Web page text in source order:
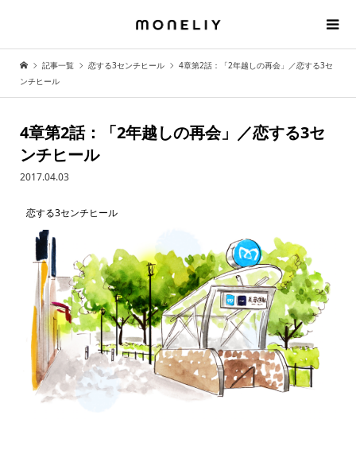
記事一覧 恋する3センチヒール
4章第2話：「2年越しの再会」／恋する3セ
ンチヒール
4章第2話：「2年越しの再会」／恋する3セ
ンチヒール
2017.04.03
恋する3センチヒール